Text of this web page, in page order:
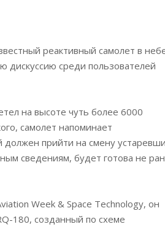
реактивный самолет в
среди пользователей
на высоте чуть более 6000
самолет напоминает
прийти на смену
сведениям, будет готова не
Week & Space Technology, он
180, созданный по схеме